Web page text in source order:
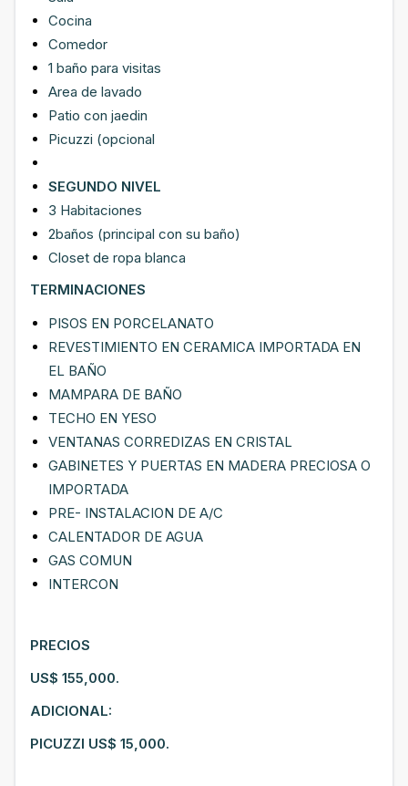
Cocina
Comedor
1 baño para visitas
Area de lavado
Patio con jaedin
Picuzzi (opcional
SEGUNDO NIVEL
3 Habitaciones
2baños (principal con su baño)
Closet de ropa blanca
TERMINACIONES
PISOS EN PORCELANATO
REVESTIMIENTO EN CERAMICA IMPORTADA EN
EL BAÑO
MAMPARA DE BAÑO
TECHO EN YESO
VENTANAS CORREDIZAS EN CRISTAL
GABINETES Y PUERTAS EN MADERA PRECIOSA O
IMPORTADA
PRE- INSTALACION DE A/C
CALENTADOR DE AGUA
GAS COMUN
INTERCON
PRECIOS
US$ 155,000.
ADICIONAL:
PICUZZI US$ 15,000.